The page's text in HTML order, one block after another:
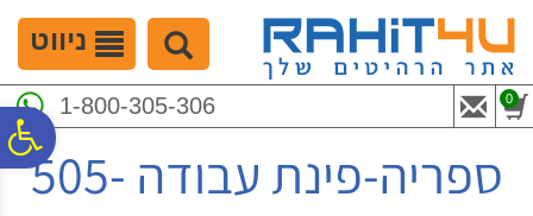
נגישות
המרכזי
ניווט
1-800-305-306 0
ספריה-פינת עבודה -505